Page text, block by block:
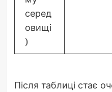
серед
овищі
)
Після таблиці стає